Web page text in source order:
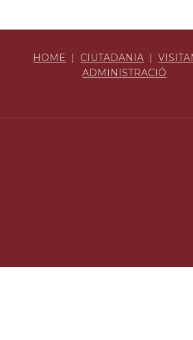
HOME | CIUTADANIA |
ADMINISTRACIÓ